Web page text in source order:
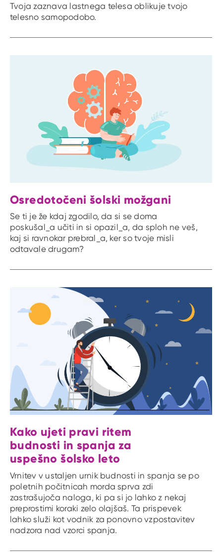
Tvoja zaznava lastnega telesa oblikuje tvojo
telesno samopodobo.
Osredotočeni šolski možgani
Se ti je že kdaj zgodilo, da si se doma
poskušal_a učiti in si opazil_a, da sploh ne veš,
kaj si ravnokar prebral_a, ker so tvoje misli
odtavale drugam?
Kako ujeti pravi ritem
budnosti in spanja za
uspešno šolsko leto
Vrnitev v ustaljen urnik budnosti in spanja se po
poletnih počitnicah morda sprva zdi
zastrašujoča naloga, ki pa si jo lahko z nekaj
preprostimi koraki zelo olajšaš. Ta prispevek
lahko služi kot vodnik za ponovno vzpostavitev
nadzora nad vzorci spanja.